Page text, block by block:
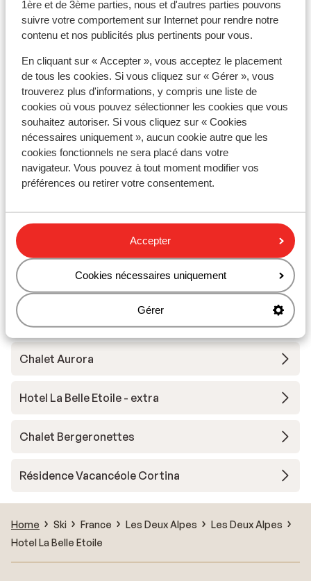
1ère et de 3ème parties, nous et d'autres parties pouvons
suivre votre comportement sur Internet pour rendre notre
contenu et nos publicités plus pertinents pour vous.
En cliquant sur « Accepter », vous acceptez le placement
de tous les cookies. Si vous cliquez sur « Gérer », vous
trouverez plus d'informations, y compris une liste de
cookies où vous pouvez sélectionner les cookies que vous
souhaitez autoriser. Si vous cliquez sur « Cookies
nécessaires uniquement », aucun cookie autre que les
cookies fonctionnels ne sera placé dans votre
navigateur. Vous pouvez à tout moment modifier vos
préférences ou retirer votre consentement.
Accepter
Cookies nécessaires uniquement
Gérer
Chalet Grizzly
Hôtel Club Belambra L'Orée des Pistes
Chalet Sandy
Hotel Chamois Lodge
Chalet Les Arolles
Hôtel Le Sherpa
Chalet Aurora
Hotel La Belle Etoile - extra
Chalet Bergeronettes
Résidence Vacancéole Cortina
Home Ski France Les Deux Alpes
Les Deux Alpes
Hotel La Belle Etoile